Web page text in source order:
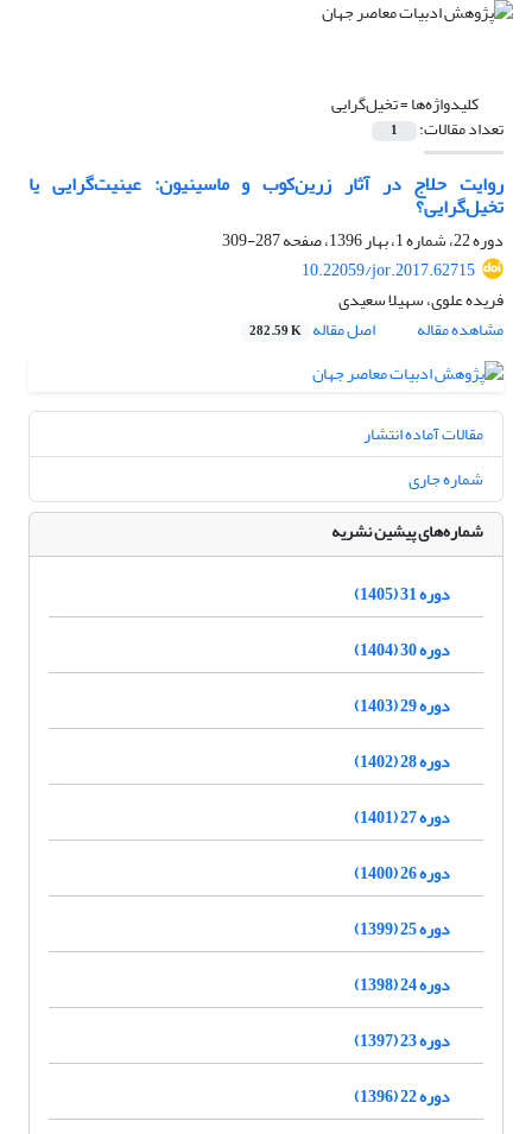
کلیدواژه‌ها =تخیل‌گرایی
تعداد مقالات: 1
روایت حلاج در آثار زرین‌کوب و ماسینیون: عینیت‌گرایی یا
تخیل‌گرایی؟
دوره 22، شماره 1، بهار 1396، صفحه
287-309
10.22059/jor.2017.62715
فریده علوی، سهیلا سعیدی
مشاهده مقاله
اصل مقاله 282.59 K
مقالات آماده انتشار
شماره جاری
شماره‌های پیشین نشریه
دوره 31 (1405)
دوره 30 (1404)
دوره 29 (1403)
دوره 28 (1402)
دوره 27 (1401)
دوره 26 (1400)
دوره 25 (1399)
دوره 24 (1398)
دوره 23 (1397)
دوره 22 (1396)